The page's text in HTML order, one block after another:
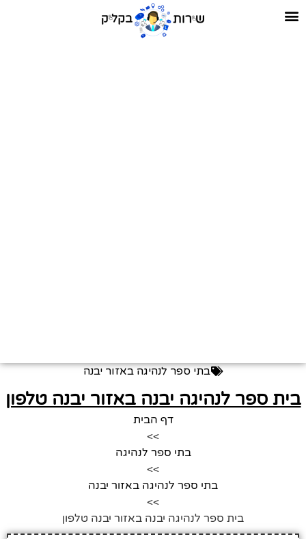
בתי ספר לנהיגה באזור יבנה
בית ספר לנהיגה יבנה באזור יבנה טלפון
דף הבית
>>
בתי ספר לנהיגה
>>
בתי ספר לנהיגה באזור יבנה
>>
בית ספר לנהיגה יבנה באזור יבנה טלפון